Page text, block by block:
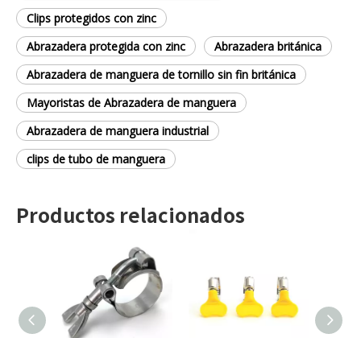
Clips protegidos con zinc
Abrazadera protegida con zinc
Abrazadera británica
Abrazadera de manguera de tornillo sin fin británica
Mayoristas de Abrazadera de manguera
Abrazadera de manguera industrial
clips de tubo de manguera
Productos relacionados